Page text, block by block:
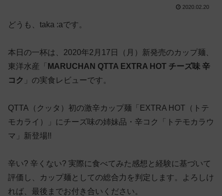
2020.02.20
どうも、taka :aです。
本日の一杯は、2020年2月17日（月）新発売のカップ麺、
東洋水産「 MARUCHAN QTTA EXTRA HOT チーズ味 辛
コク 」の実食レビューです。
QTTA（クッタ）初の激辛カップ麺「EXTRA HOT（トテ
モカライ）」にチーズ味の姉妹品・辛コク「トテモカラウ
マ」新登場!!
辛い? 辛くない? 実際に食べてみた感想と経験に基づいて
評価し、カップ麺としての総合力を判定します。よろしけ
れば、最後までお付き合いください。